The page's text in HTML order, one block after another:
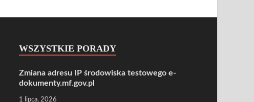
WSZYSTKIE PORADY
Zmiana adresu IP środowiska testowego e-
dokumenty.mf.gov.pl
1 lipca, 2026